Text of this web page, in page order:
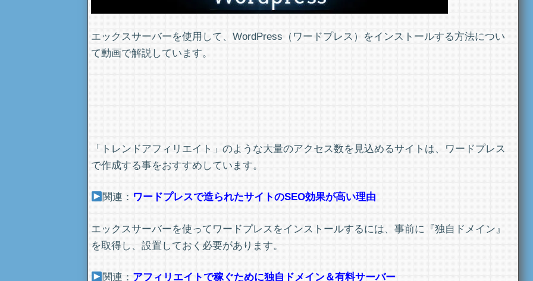
エックスサーバーを使用して、WordPress（ワードプレス）をインストールする方法につい
て動画で解説しています。
「トレンドアフィリエイト」のような大量のアクセス数を見込めるサイトは、ワードプレス
で作成する事をおすすめしています。
関連： ワードプレスで造られたサイトのSEO効果が高い理由
エックスサーバーを使ってワードプレスをインストールするには、事前に『独自ドメイン』
を取得し、設置しておく必要があります。
関連： アフィリエイトで稼ぐために独自ドメイン＆有料サーバー